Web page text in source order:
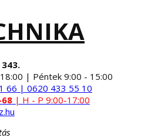
| Péntek 9:00 - 15:00
66 | 0620 433 55 10
| H - P 9:00-17:00